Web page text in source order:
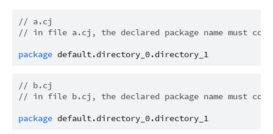
// a.cj
// in file a.cj, the declared package name must
package default.directory_0.directory_1
// b.cj
// in file b.cj, the declared package name must
package default.directory_0.directory_1